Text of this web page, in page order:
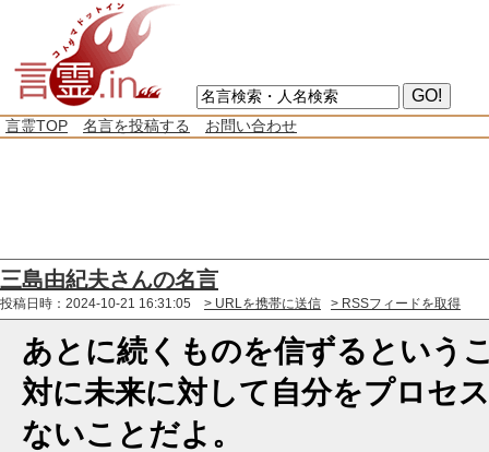
言霊TOP 名言を投稿する お問い合わせ
三島由紀夫さんの名言
投稿日時：2024-10-21 16:31:05 > URLを携帯に送信 > RSSフィードを取得
あとに続くものを信ずるという
対に未来に対して自分をプロセ
ないことだよ。